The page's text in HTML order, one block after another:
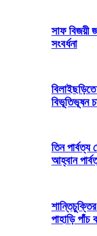
সাফ বিজয়ী
সংবর্ধনা
বিভূতিভূষন
তিন
আহ্বান
পাহাড়ি পাঁচ